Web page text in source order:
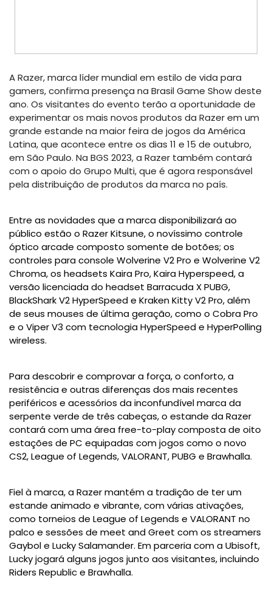
A Razer, marca líder mundial em estilo de vida para
gamers, confirma presença na Brasil Game Show deste
ano. Os visitantes do evento terão a oportunidade de
experimentar os mais novos produtos da Razer em um
grande estande na maior feira de jogos da América
Latina, que acontece entre os dias 11 e 15 de outubro,
em São Paulo. Na BGS 2023, a Razer também contará
com o apoio do Grupo Multi, que é agora responsável
pela distribuição de produtos da marca no país.
Entre as novidades que a marca disponibilizará ao
público estão o Razer Kitsune, o novíssimo controle
óptico arcade composto somente de botões; os
controles para console Wolverine V2 Pro e Wolverine V2
Chroma, os headsets Kaira Pro, Kaira Hyperspeed, a
versão licenciada do headset Barracuda X PUBG,
BlackShark V2 HyperSpeed e Kraken Kitty V2 Pro, além
de seus mouses de última geração, como o Cobra Pro
e o Viper V3 com tecnologia HyperSpeed e HyperPolling
wireless.
Para descobrir e comprovar a força, o conforto, a
resistência e outras diferenças dos mais recentes
periféricos e acessórios da inconfundível marca da
serpente verde de três cabeças, o estande da Razer
contará com uma área free-to-play composta de oito
estações de PC equipadas com jogos como o novo
CS2, League of Legends, VALORANT, PUBG e Brawhalla.
Fiel à marca, a Razer mantém a tradição de ter um
estande animado e vibrante, com várias ativações,
como torneios de League of Legends e VALORANT no
palco e sessões de meet and Greet com os streamers
Gaybol e Lucky Salamander. Em parceria com a Ubisoft,
Lucky jogará alguns jogos junto aos visitantes, incluindo
Riders Republic e Brawhalla.